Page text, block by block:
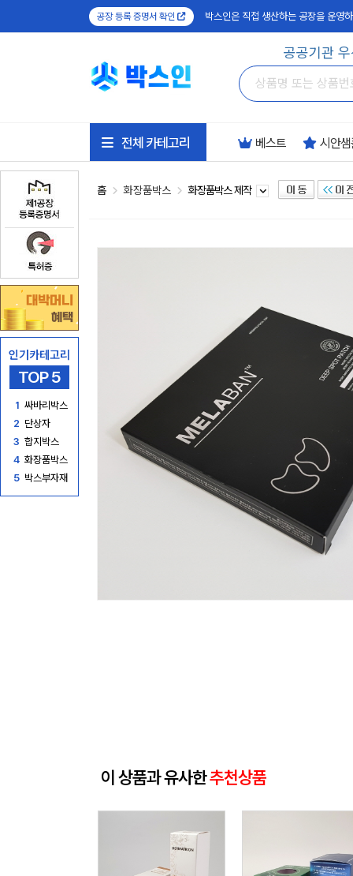
공장 등록 증명서 확인 박스인은 직접 생산하는 공장을 운영
공공기관
인기카테고리
TOP 5
1 싸바리박스
2 단상자
3 합지박스
4 화장품박스
5 박스부자재
전체 카테고리 베스트 시안
홈 화장품박스 화장품박스 제작
이 상품과 유사한추천상품